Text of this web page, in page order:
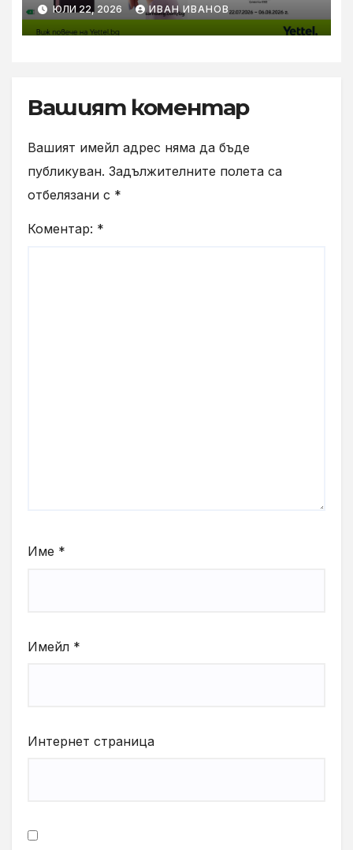
Flip8, Fold8 и Fold8 Ultra
ЮЛИ 22, 2026 ИВАН ИВАНОВ
Вашият коментар
Вашият имейл адрес няма да бъде
публикуван. Задължителните полета са
отбелязани с *
Коментар: *
Име *
Имейл *
Интернет страница